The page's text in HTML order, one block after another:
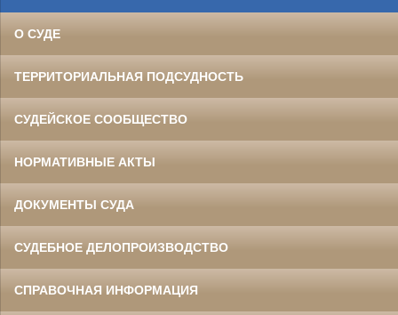
О СУДЕ
ТЕРРИТОРИАЛЬНАЯ ПОДСУДНОСТЬ
СУДЕЙСКОЕ СООБЩЕСТВО
НОРМАТИВНЫЕ АКТЫ
ДОКУМЕНТЫ СУДА
СУДЕБНОЕ ДЕЛОПРОИЗВОДСТВО
СПРАВОЧНАЯ ИНФОРМАЦИЯ